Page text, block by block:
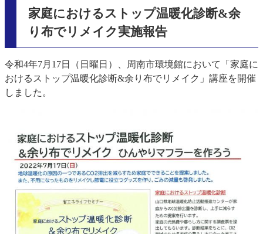
家庭におけるストップ温暖化診断&余
り布でリメイク実施報告
令和4年7月17日（日曜日）、周南市環境館において「家庭に
おけるストップ温暖化診断&余り布でリメイク」講座を開催
しました。